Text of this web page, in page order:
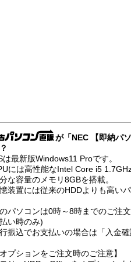
が「NEC 【即納パ
は最新版Windows11 Proです。
には高性能なIntel Core i5 1.7GHz
な容量のメモリ8GBを搭載。
装置には従来のHDDよりも高い
パソコンは0時～8時までのご注
い時のみ)
振込でお支払いの場合は「入金
プションをご注文時のご注意】